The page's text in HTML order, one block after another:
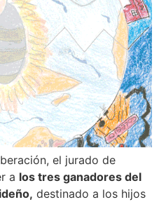
el jurado de
a los tres ganadores del
destinado a los hijos